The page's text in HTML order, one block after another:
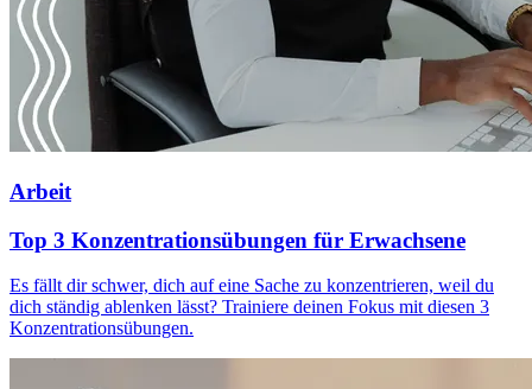
Arbeit
Top 3 Konzentrationsübungen für Erwachsene
Es fällt dir schwer, dich auf eine Sache zu konzentrieren, weil du
dich ständig ablenken lässt? Trainiere deinen Fokus mit diesen 3
Konzentrationsübungen.